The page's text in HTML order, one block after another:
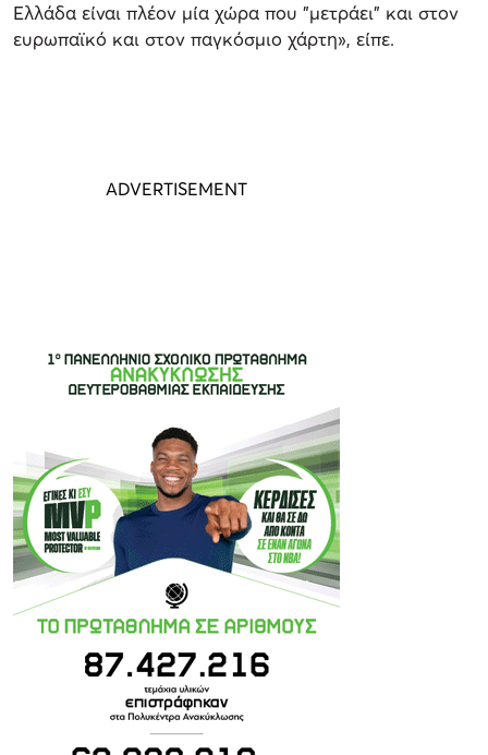
Ελλάδα είναι πλέον μία χώρα που "μετράει" και στον
ευρωπαϊκό και στον παγκόσμιο χάρτη», είπε.